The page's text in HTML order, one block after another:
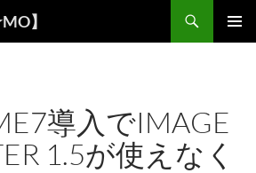
】
導入でIMAGE
1.5が使えなく